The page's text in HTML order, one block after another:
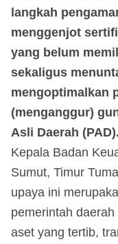
langkah
menggenjot
yang belum
sekaligus
mengoptimalkan
(menganggur)
Asli Daerah (PAD).
Kepala Badan
Sumut, Timur
upaya ini
pemerintah
aset yang tertib,